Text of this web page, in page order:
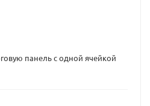
панель с одной ячейкой